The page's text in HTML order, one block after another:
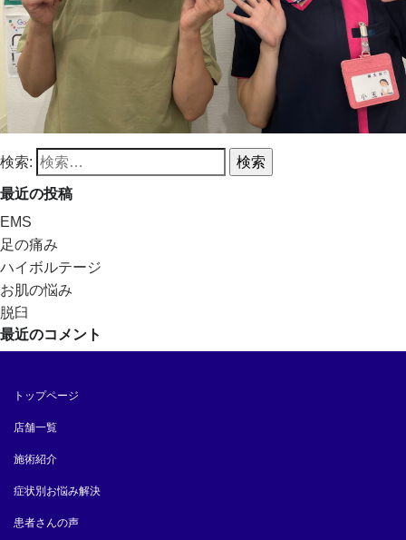
検索:
最近の投稿
EMS
足の痛み
ハイボルテージ
お肌の悩み
脱臼
最近のコメント
トップページ
店舗一覧
施術紹介
症状別お悩み解決
患者さんの声